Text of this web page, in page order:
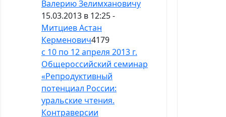
Валерию Зелимхановичу
15.03.2013 в 12:25 -
Митциев Астан
Керменович4179
с 10 по 12 апреля 2013 г.
Общероссийский семинар
«Репродуктивный
потенциал России:
уральские чтения.
Контраверсии